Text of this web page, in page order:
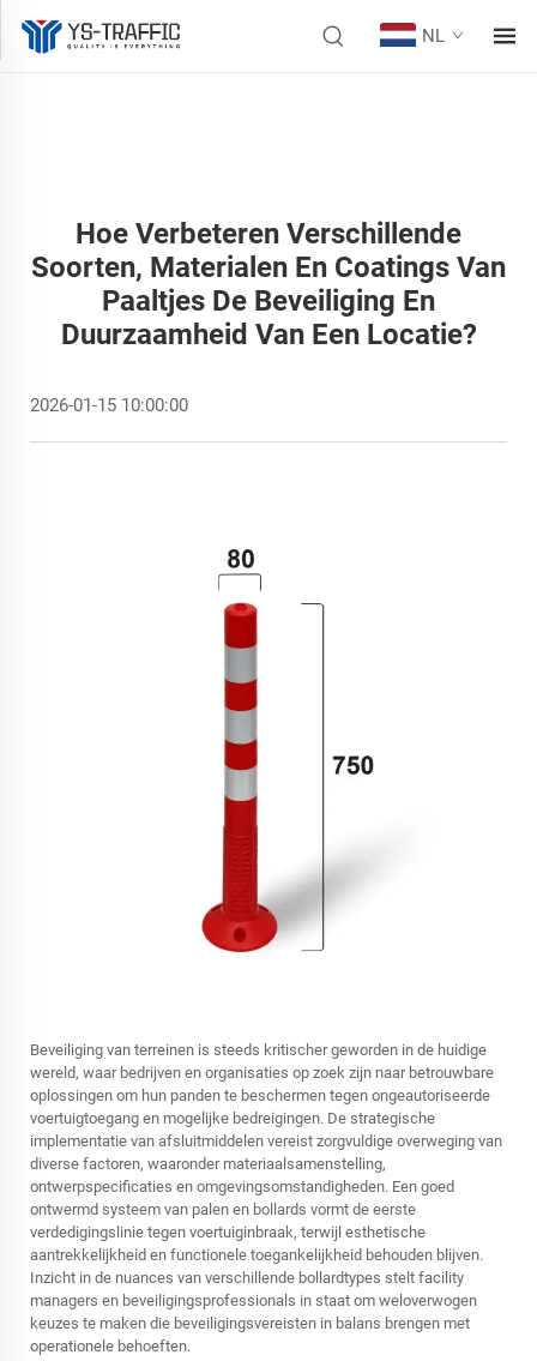
NL
Hoe Verbeteren Verschillende
Soorten, Materialen En Coatings Van
Paaltjes De Beveiliging En
Duurzaamheid Van Een Locatie?
2026-01-15 10:00:00
Beveiliging van terreinen is steeds kritischer geworden in de huidige
wereld, waar bedrijven en organisaties op zoek zijn naar betrouwbare
oplossingen om hun panden te beschermen tegen ongeautoriseerde
voertuigtoegang en mogelijke bedreigingen. De strategische
implementatie van afsluitmiddelen vereist zorgvuldige overweging van
diverse factoren, waaronder materiaalsamenstelling,
ontwerpspecificaties en omgevingsomstandigheden. Een goed
ontwermd systeem van palen en bollards vormt de eerste
verdedigingslinie tegen voertuiginbraak, terwijl esthetische
aantrekkelijkheid en functionele toegankelijkheid behouden blijven.
Inzicht in de nuances van verschillende bollardtypes stelt facility
managers en beveiligingsprofessionals in staat om weloverwogen
keuzes te maken die beveiligingsvereisten in balans brengen met
operationele behoeften.